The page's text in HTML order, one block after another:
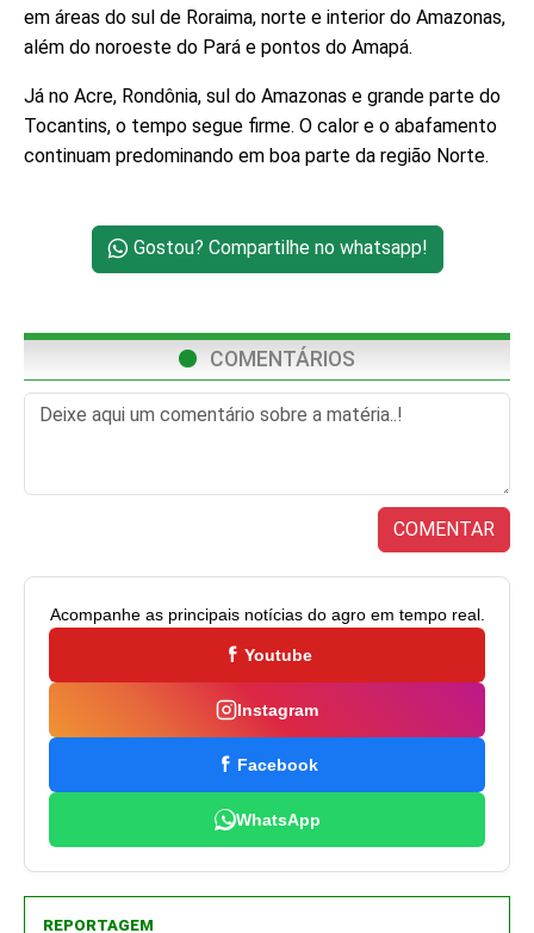
em áreas do sul de Roraima, norte e interior do Amazonas,
além do noroeste do Pará e pontos do Amapá.
Já no Acre, Rondônia, sul do Amazonas e grande parte do
Tocantins, o tempo segue firme. O calor e o abafamento
continuam predominando em boa parte da região Norte.
Gostou? Compartilhe no whatsapp!
COMENTÁRIOS
COMENTAR
Acompanhe as principais notícias do agro em tempo real.
Youtube
Instagram
Facebook
WhatsApp
REPORTAGEM